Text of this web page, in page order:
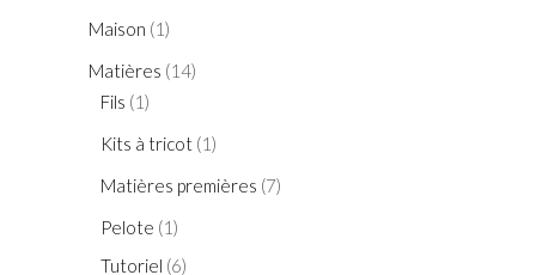
Maison (1)
Matières (14)
Fils (1)
Kits à tricot (1)
Matières premières (7)
Pelote (1)
Tutoriel (6)